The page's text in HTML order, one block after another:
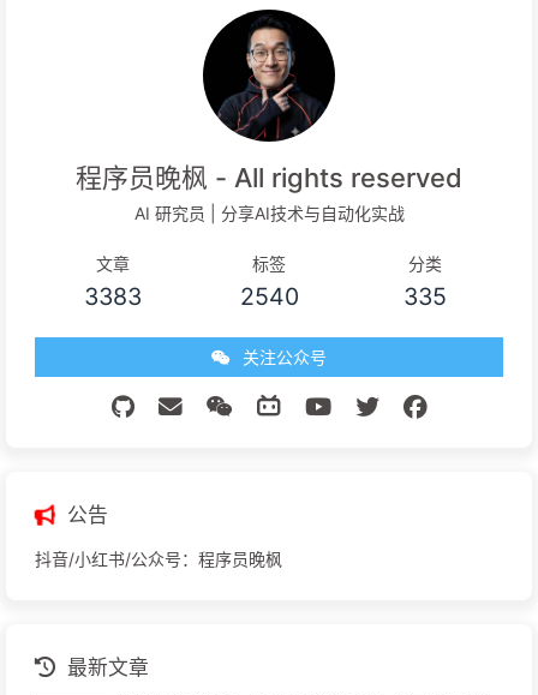
程序员晚枫 - All rights reserved
AI 研究员 | 分享AI技术与自动化实战
文章
3383
标签
2540
分类
335
关注公众号
公告
抖音/小红书/公众号：程序员晚枫
最新文章